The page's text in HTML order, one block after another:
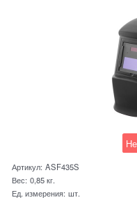
Артикул: ASF435S
Вес: 0,85кг.
Ед. измерения: шт.